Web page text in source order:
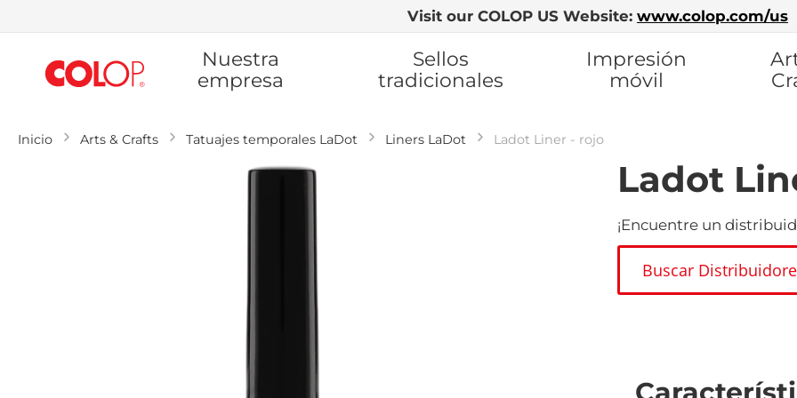
Visit our COLOP US Website: www.colop.com/us
contenido
Nuestra
empresa
Sellos
tradicionales
Impresión
móvil
Inicio Arts & Crafts Tatuajes temporales LaDot Liners LaDot Ladot Liner - rojo
Ladot
¡Encuentre un
Buscar